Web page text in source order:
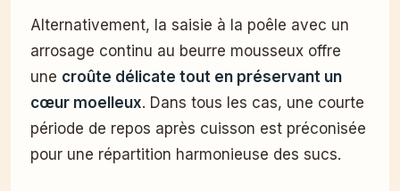
Alternativement, la saisie à la poêle avec un
arrosage continu au beurre mousseux offre
une croûte délicate tout en préservant un
cœur moelleux. Dans tous les cas, une courte
période de repos après cuisson est préconisée
pour une répartition harmonieuse des sucs.